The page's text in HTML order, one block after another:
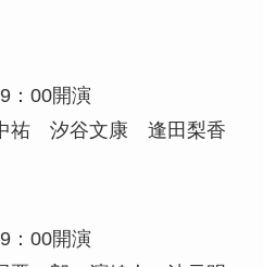
：00開演
祐 汐谷文康 逢田梨香
：00開演